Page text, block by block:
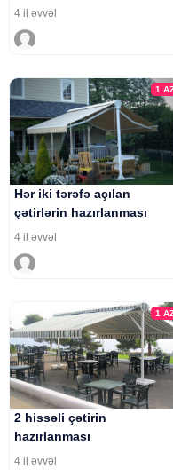
4 il əvvəl
1
Hər iki tərəfə açılan
çətirlərin hazırlanması
4 il əvvəl
1
2 hissəli çətirin
hazırlanması
4 il əvvəl